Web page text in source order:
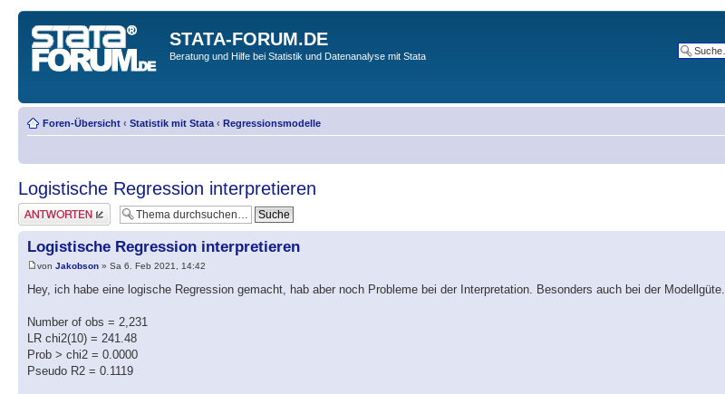
STATA-FORUM.DE
Beratung und Hilfe bei Statistik und Datenanalyse mit Stata
Foren-Übersicht ‹ Statistik mit Stata ‹ Regressionsmodelle
Logistische Regression interpretieren
Antwort erstellen
Logistische Regression interpretieren
von Jakobson » Sa 6. Feb 2021, 14:42
Hey, ich habe eine logische Regression gemacht, hab aber noch Probleme bei der Interpretation. Besonders auch bei der Modellgüte.
Number of obs = 2,231
LR chi2(10) = 241.48
Prob > chi2 = 0.0000
Pseudo R2 = 0.1119